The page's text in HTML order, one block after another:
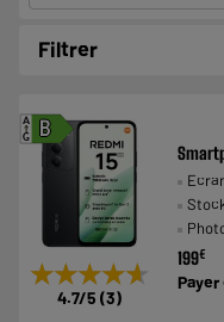
Filtrer
B
A
G
★★★★★
★★★★★
4.7/5 (3)
199€
Payer